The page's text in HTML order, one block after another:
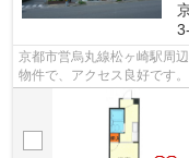
京都市営烏丸線松ヶ崎駅周
物件で、アクセス良好です
ョン。京都市左京区の地域